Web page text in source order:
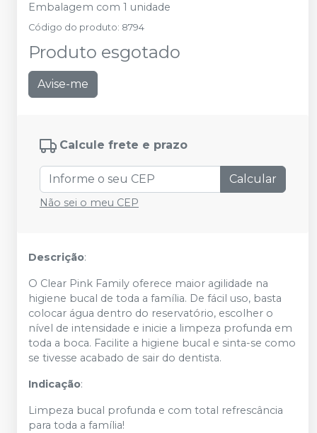
Embalagem com 1 unidade
Código do produto: 8794
Produto esgotado
Avise-me
Calcule frete e prazo
Calcular
Não sei o meu CEP
Descrição:
O Clear Pink Family oferece maior agilidade na
higiene bucal de toda a família. De fácil uso, basta
colocar água dentro do reservatório, escolher o
nível de intensidade e inicie a limpeza profunda em
toda a boca. Facilite a higiene bucal e sinta-se como
se tivesse acabado de sair do dentista.
Indicação:
Limpeza bucal profunda e com total refrescância
para toda a família!